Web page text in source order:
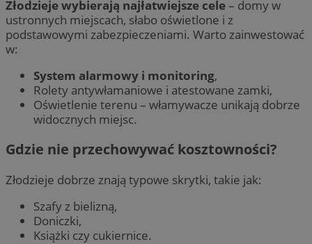
Złodzieje wybierają najłatwiejsze cele– domy w
ustronnych miejscach, słabo oświetlone i z
podstawowymi zabezpieczeniami. Warto zainwestować
w:
System alarmowy i monitoring,
Rolety antywłamaniowe i atestowane zamki,
Oświetlenie terenu – włamywacze unikają dobrze
widocznych miejsc.
Gdzie nie przechowywać kosztowności?
Złodzieje dobrze znają typowe skrytki, takie jak:
Szafy z bielizną,
Doniczki,
Książki czy cukiernice.